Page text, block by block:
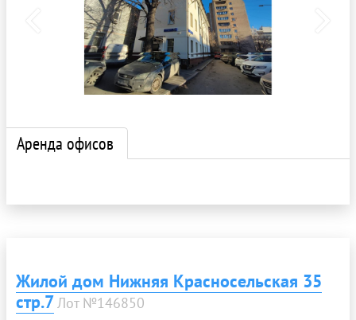
Аренда офисов
Жилой дом Нижняя Красносельская 35
стр.7 Лот №146850